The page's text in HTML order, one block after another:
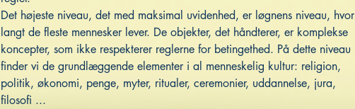
Det højeste niveau, det med maksimal uvidenhed, er løgnens niveau, hvor
langt de fleste mennesker lever. De objekter, det håndterer, er komplekse
koncepter, som ikke respekterer reglerne for betingethed. På dette niveau
finder vi de grundlæggende elementer i al menneskelig kultur: religion,
politik, økonomi, penge, myter, ritualer, ceremonier, uddannelse, jura,
filosofi ...